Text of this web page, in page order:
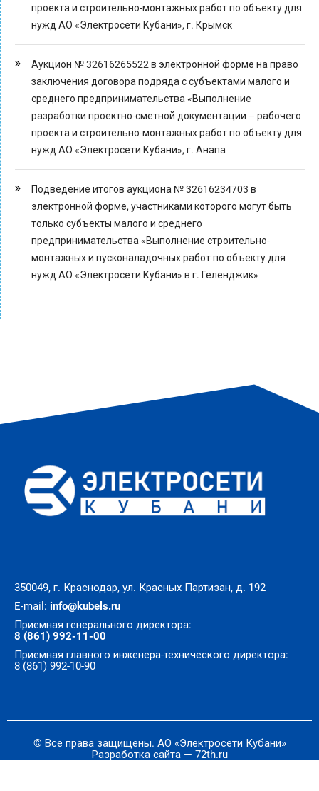
проекта и строительно-монтажных работ по объекту для
нужд АО «Электросети Кубани», г. Крымск
Аукцион № 32616265522 в электронной форме на право
заключения договора подряда с субъектами малого и
среднего предпринимательства «Выполнение
разработки проектно-сметной документации – рабочего
проекта и строительно-монтажных работ по объекту для
нужд АО «Электросети Кубани», г. Анапа
Подведение итогов аукциона № 32616234703 в
электронной форме, участниками которого могут быть
только субъекты малого и среднего
предпринимательства «Выполнение строительно-
монтажных и пусконаладочных работ по объекту для
нужд АО «Электросети Кубани» в г. Геленджик»
350049, г. Краснодар, ул. Красных Партизан, д. 192
E-mail: info@kubels.ru
Приемная генерального директора:
8 (861) 992-11-00
Приемная главного инженера-технического директора:
8 (861) 992-10-90
© Все права защищены. АО «Электросети Кубани»
Разработка сайта — 72th.ru